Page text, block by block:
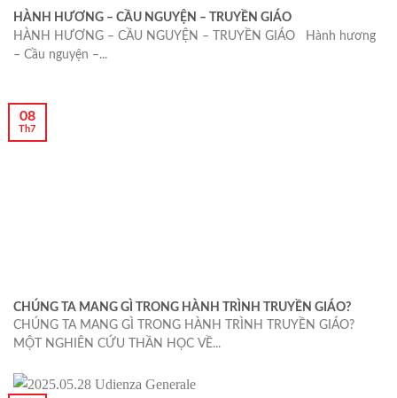
HÀNH HƯƠNG – CẦU NGUYỆN – TRUYỀN GIÁO
HÀNH HƯƠNG – CẦU NGUYỆN – TRUYỀN GIÁO Hành hương
– Cầu nguyện –...
CHÚNG TA MANG GÌ TRONG HÀNH TRÌNH TRUYỀN GIÁO?
CHÚNG TA MANG GÌ TRONG HÀNH TRÌNH TRUYỀN GIÁO?
MỘT NGHIÊN CỨU THẦN HỌC VỀ...
08
Th7